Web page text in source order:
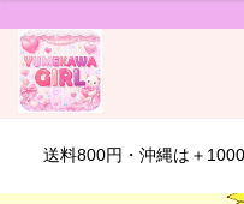
送料800円・沖縄は＋